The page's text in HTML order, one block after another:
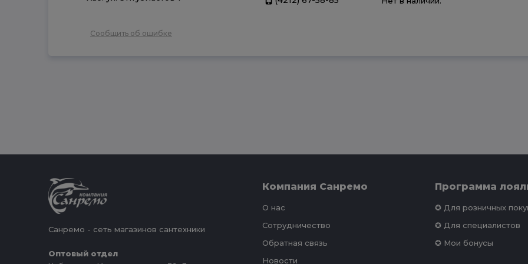
Сообщить об ошибке
Санремо - сеть магазинов сантехники
Оптовый отдел
Компания Санремо
О нас
Сотрудничество
Обратная связь
Новости
Программа
✪ Для розничных
✪ Для специалистов
✪ Мои бонусы